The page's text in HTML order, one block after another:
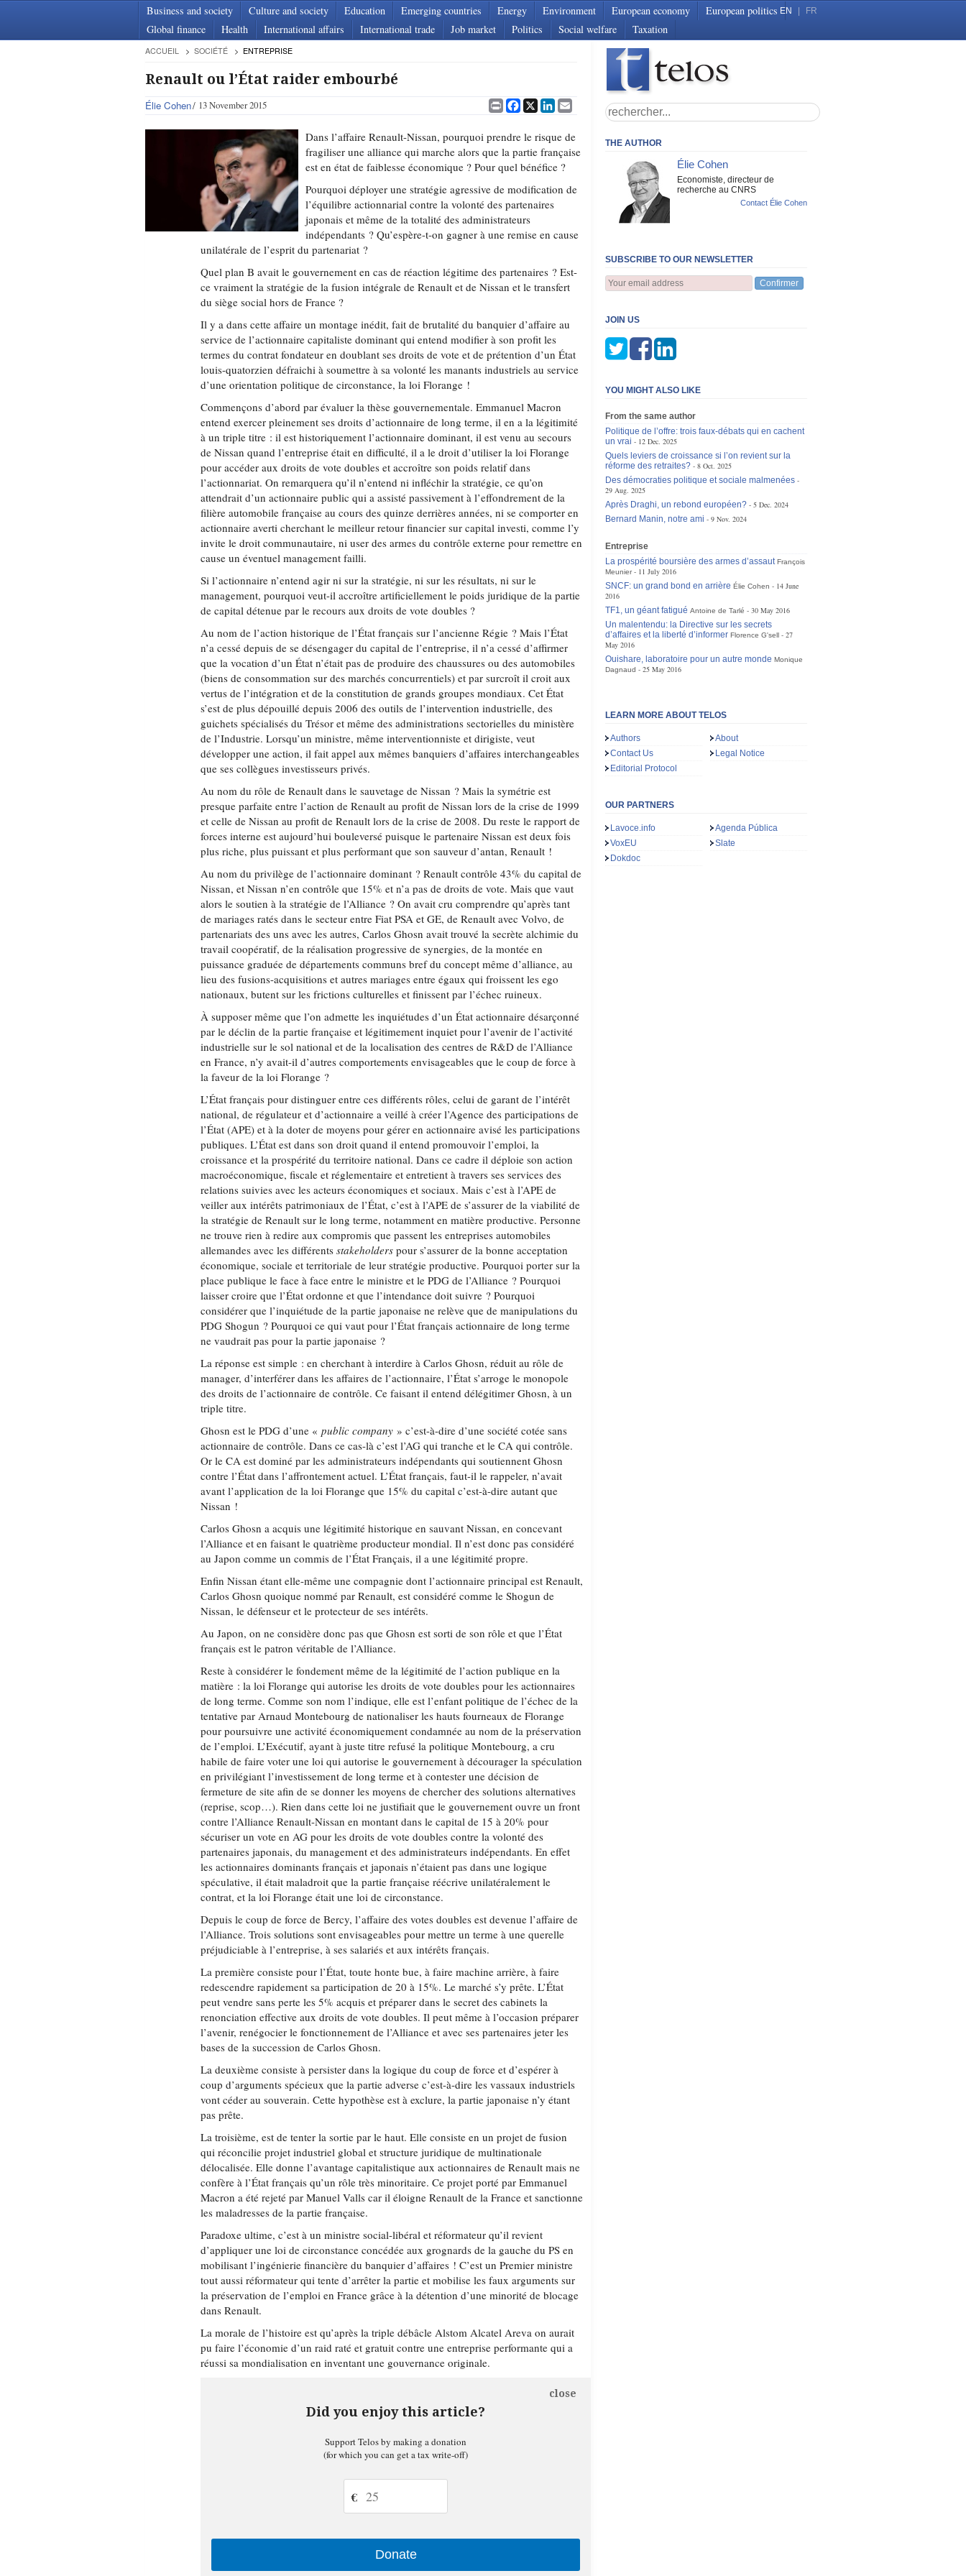
Business and society Culture and society Education Emerging countries Energy Environment European economy
European politics
Global finance
Health International affairs International trade Job market Politics Social welfare Taxation
EN FR
ACCUEIL SOCIÉTÉ ENTREPRISE
Renault ou l’État raider embourbé
Élie Cohen 13 November 2015 PrintFacebook
X LinkedIn
Email
Dans l’affaire Renault-Nissan, pourquoi prendre le risque de
fragiliser une alliance qui marche alors que la partie française
est en état de faiblesse économique ? Pour quel bénéfice ?
Pourquoi déployer une stratégie agressive de modification de
l’équilibre actionnarial contre la volonté des partenaires
japonais et même de la totalité des administrateurs
indépendants ? Qu’espère-t-on gagner à une remise en cause
unilatérale de l’esprit du partenariat ?
Quel plan B avait le gouvernement en cas de réaction légitime des partenaires ? Est-
ce vraiment la stratégie de la fusion intégrale de Renault et de Nissan et le transfert
du siège social hors de France ?
Il y a dans cette affaire un montage inédit, fait de brutalité du banquier d’affaire au
service de l’actionnaire capitaliste dominant qui entend modifier à son profit les
termes du contrat fondateur en doublant ses droits de vote et de prétention d’un État
louis-quatorzien défraichi à soumettre à sa volonté les manants industriels au service
d’une orientation politique de circonstance, la loi Florange !
Commençons d’abord par évaluer la thèse gouvernementale. Emmanuel Macron
entend exercer pleinement ses droits d’actionnaire de long terme, il en a la légitimité
à un triple titre : il est historiquement l’actionnaire dominant, il est venu au secours
de Nissan quand l’entreprise était en difficulté, il a le droit d’utiliser la loi Florange
pour accéder aux droits de vote doubles et accroître son poids relatif dans
l’actionnariat. On remarquera qu’il n’entend ni infléchir la stratégie, ce qu’on
attendrait d’un actionnaire public qui a assisté passivement à l’effondrement de la
filière automobile française au cours des quinze derrières années, ni se comporter en
actionnaire averti cherchant le meilleur retour financier sur capital investi, comme l’y
invite le droit communautaire, ni user des armes du contrôle externe pour remettre en
cause un éventuel management failli.
Si l’actionnaire n’entend agir ni sur la stratégie, ni sur les résultats, ni sur le
management, pourquoi veut-il accroître artificiellement le poids juridique de la partie
de capital détenue par le recours aux droits de vote doubles ?
Au nom de l’action historique de l’État français sur l’ancienne Régie ? Mais l’État
n’a cessé depuis de se désengager du capital de l’entreprise, il n’a cessé d’affirmer
que la vocation d’un État n’était pas de produire des chaussures ou des automobiles
(biens de consommation sur des marchés concurrentiels) et par surcroît il croit aux
vertus de l’intégration et de la constitution de grands groupes mondiaux. Cet État
s’est de plus dépouillé depuis 2006 des outils de l’intervention industrielle, des
guichets spécialisés du Trésor et même des administrations sectorielles du ministère
de l’Industrie. Lorsqu’un ministre, même interventionniste et dirigiste, veut
développer une action, il fait appel aux mêmes banquiers d’affaires interchangeables
que ses collègues investisseurs privés.
Au nom du rôle de Renault dans le sauvetage de Nissan ? Mais la symétrie est
presque parfaite entre l’action de Renault au profit de Nissan lors de la crise de 1999
et celle de Nissan au profit de Renault lors de la crise de 2008. Du reste le rapport de
forces interne est aujourd’hui bouleversé puisque le partenaire Nissan est deux fois
plus riche, plus puissant et plus performant que son sauveur d’antan, Renault !
Au nom du privilège de l’actionnaire dominant ? Renault contrôle 43% du capital de
Nissan, et Nissan n’en contrôle que 15% et n’a pas de droits de vote. Mais que vaut
alors le soutien à la stratégie de l’Alliance ? On avait cru comprendre qu’après tant
de mariages ratés dans le secteur entre Fiat PSA et GE, de Renault avec Volvo, de
partenariats des uns avec les autres, Carlos Ghosn avait trouvé la secrète alchimie du
travail coopératif, de la réalisation progressive de synergies, de la montée en
puissance graduée de départements communs bref du concept même d’alliance, au
lieu des fusions-acquisitions et autres mariages entre égaux qui froissent les ego
nationaux, butent sur les frictions culturelles et finissent par l’échec ruineux.
À supposer même que l’on admette les inquiétudes d’un État actionnaire désarçonné
par le déclin de la partie française et légitimement inquiet pour l’avenir de l’activité
industrielle sur le sol national et de la localisation des centres de R&D de l’Alliance
en France, n’y avait-il d’autres comportements envisageables que le coup de force à
la faveur de la loi Florange ?
L’État français pour distinguer entre ces différents rôles, celui de garant de l’intérêt
national, de régulateur et d’actionnaire a veillé à créer l’Agence des participations de
l’État (APE) et à la doter de moyens pour gérer en actionnaire avisé les participations
publiques. L’État est dans son droit quand il entend promouvoir l’emploi, la
croissance et la prospérité du territoire national. Dans ce cadre il déploie son action
macroéconomique, fiscale et réglementaire et entretient à travers ses services des
relations suivies avec les acteurs économiques et sociaux. Mais c’est à l’APE de
veiller aux intérêts patrimoniaux de l’État, c’est à l’APE de s’assurer de la viabilité de
la stratégie de Renault sur le long terme, notamment en matière productive. Personne
ne trouve rien à redire aux compromis que passent les entreprises automobiles
allemandes avec les différentsstakeholders pour s’assurer de la bonne acceptation
économique, sociale et territoriale de leur stratégie productive. Pourquoi porter sur la
place publique le face à face entre le ministre et le PDG de l’Alliance ? Pourquoi
laisser croire que l’État ordonne et que l’intendance doit suivre ? Pourquoi
considérer que l’inquiétude de la partie japonaise ne relève que de manipulations du
PDG Shogun ? Pourquoi ce qui vaut pour l’État français actionnaire de long terme
ne vaudrait pas pour la partie japonaise ?
La réponse est simple : en cherchant à interdire à Carlos Ghosn, réduit au rôle de
manager, d’interférer dans les affaires de l’actionnaire, l’État s’arroge le monopole
des droits de l’actionnaire de contrôle. Ce faisant il entend délégitimer Ghosn, à un
triple titre.
Ghosn est le PDG d’une «public company » c’est-à-dire d’une société cotée sans
actionnaire de contrôle. Dans ce cas-là c’est l’AG qui tranche et le CA qui contrôle.
Or le CA est dominé par les administrateurs indépendants qui soutiennent Ghosn
contre l’État dans l’affrontement actuel. L’État français, faut-il le rappeler, n’avait
avant l’application de la loi Florange que 15% du capital c’est-à-dire autant que
Nissan !
Carlos Ghosn a acquis une légitimité historique en sauvant Nissan, en concevant
l’Alliance et en faisant le quatrième producteur mondial. Il n’est donc pas considéré
au Japon comme un commis de l’État Français, il a une légitimité propre.
Enfin Nissan étant elle-même une compagnie dont l’actionnaire principal est Renault,
Carlos Ghosn quoique nommé par Renault, est considéré comme le Shogun de
Nissan, le défenseur et le protecteur de ses intérêts.
Au Japon, on ne considère donc pas que Ghosn est sorti de son rôle et que l’État
français est le patron véritable de l’Alliance.
Reste à considérer le fondement même de la légitimité de l’action publique en la
matière : la loi Florange qui autorise les droits de vote doubles pour les actionnaires
de long terme. Comme son nom l’indique, elle est l’enfant politique de l’échec de la
tentative par Arnaud Montebourg de nationaliser les hauts fourneaux de Florange
pour poursuivre une activité économiquement condamnée au nom de la préservation
de l’emploi. L’Exécutif, ayant à juste titre refusé la politique Montebourg, a cru
habile de faire voter une loi qui autorise le gouvernement à décourager la spéculation
en privilégiant l’investissement de long terme et à contester une décision de
fermeture de site afin de se donner les moyens de chercher des solutions alternatives
(reprise, scop…). Rien dans cette loi ne justifiait que le gouvernement ouvre un front
contre l’Alliance Renault-Nissan en montant dans le capital de 15 à 20% pour
sécuriser un vote en AG pour les droits de vote doubles contre la volonté des
partenaires japonais, du management et des administrateurs indépendants. En effet
les actionnaires dominants français et japonais n’étaient pas dans une logique
spéculative, il était maladroit que la partie française réécrive unilatéralement le
contrat, et la loi Florange était une loi de circonstance.
Depuis le coup de force de Bercy, l’affaire des votes doubles est devenue l’affaire de
l’Alliance. Trois solutions sont envisageables pour mettre un terme à une querelle
préjudiciable à l’entreprise, à ses salariés et aux intérêts français.
La première consiste pour l’État, toute honte bue, à faire machine arrière, à faire
redescendre rapidement sa participation de 20 à 15%. Le marché s’y prête. L’État
peut vendre sans perte les 5% acquis et préparer dans le secret des cabinets la
renonciation effective aux droits de vote doubles. Il peut même à l’occasion préparer
l’avenir, renégocier le fonctionnement de l’Alliance et avec ses partenaires jeter les
bases de la succession de Carlos Ghosn.
La deuxième consiste à persister dans la logique du coup de force et d’espérer à
coup d’arguments spécieux que la partie adverse c’est-à-dire les vassaux industriels
vont céder au souverain. Cette hypothèse est à exclure, la partie japonaise n’y étant
pas prête.
La troisième, est de tenter la sortie par le haut. Elle consiste en un projet de fusion
qui réconcilie projet industriel global et structure juridique de multinationale
délocalisée. Elle donne l’avantage capitalistique aux actionnaires de Renault mais ne
confère à l’État français qu’un rôle très minoritaire. Ce projet porté par Emmanuel
Macron a été rejeté par Manuel Valls car il éloigne Renault de la France et sanctionne
les maladresses de la partie française.
Paradoxe ultime, c’est à un ministre social-libéral et réformateur qu’il revient
d’appliquer une loi de circonstance concédée aux grognards de la gauche du PS en
mobilisant l’ingénierie financière du banquier d’affaires ! C’est un Premier ministre
tout aussi réformateur qui tente d’arrêter la partie et mobilise les faux arguments sur
la préservation de l’emploi en France grâce à la détention d’une minorité de blocage
dans Renault.
La morale de l’histoire est qu’après la triple débâcle Alstom Alcatel Areva on aurait
pu faire l’économie d’un raid raté et gratuit contre une entreprise performante qui a
réussi sa mondialisation en inventant une gouvernance originale.
Did you enjoy this article?
close
Support Telos by making a donation
(for which you can get a tax write-off)
€
Donate
THE AUTHOR
Élie Cohen
Economiste, directeur de
recherche au CNRS
Contact Élie Cohen
SUBSCRIBE TO OUR NEWSLETTER
Confirmer
JOIN US
YOU MIGHT ALSO LIKE
From the same author
Politique de l’offre: trois faux-débats qui en cachent
un vrai
12 Dec. 2025
Quels leviers de croissance si l’on revient sur la
réforme des retraites?
8 Oct. 2025
Des démocraties politique et sociale malmenées
29 Aug. 2025
Après Draghi, un rebond européen?
5 Dec. 2024
Bernard Manin, notre ami
9 Nov. 2024
Entreprise
La prospérité boursière des armes d’assaut François
Meunier
11 July 2016
SNCF: un grand bond en arrière Élie Cohen
14 June
2016
TF1, un géant fatigué Antoine de Tarlé
30 May 2016
Un malentendu: la Directive sur les secrets
d’affaires et la liberté d’informer Florence G'sell
27
May 2016
Ouishare, laboratoire pour un autre monde Monique
Dagnaud
25 May 2016
LEARN MORE ABOUT TELOS
Authors
About
Contact Us
Legal Notice
Editorial Protocol
OUR PARTNERS
Lavoce.info
Agenda Pública
VoxEU
Slate
Dokdoc